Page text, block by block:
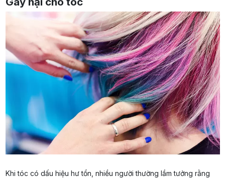
Khi tóc có dấu hiệu hư tổn, nhiều người thường lầm tưởng rằng